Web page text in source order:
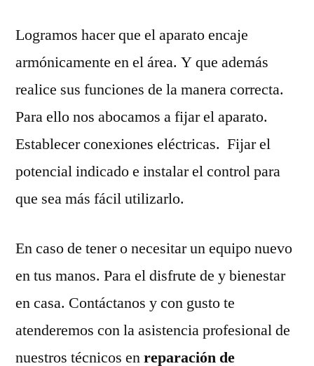
Logramos hacer que el aparato encaje
armónicamente en el área. Y que además
realice sus funciones de la manera correcta.
Para ello nos abocamos a fijar el aparato.
Establecer conexiones eléctricas. Fijar el
potencial indicado e instalar el control para
que sea más fácil utilizarlo.
En caso de tener o necesitar un equipo nuevo
en tus manos. Para el disfrute de y bienestar
en casa. Contáctanos y con gusto te
atenderemos con la asistencia profesional de
nuestros técnicos enreparación de